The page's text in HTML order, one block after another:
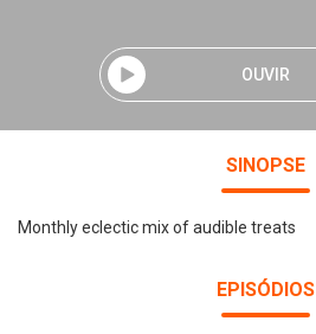
OUVIR
SINOPSE
Monthly eclectic mix of audible treats
EPISÓDIOS